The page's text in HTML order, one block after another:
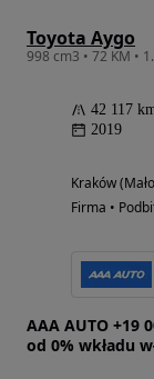
Toyota Aygo
42 117
2019
Kraków
Firma •
AAA AUTO +19
od 0% wkładu